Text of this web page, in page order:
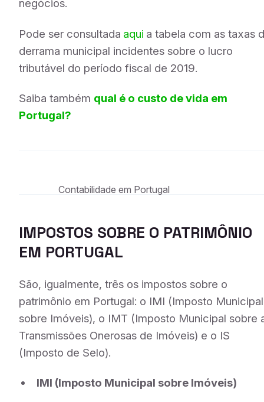
negócios.
Pode ser consultada aqui a tabela com as taxas
derrama municipal incidentes sobre o lucro
tributável do período fiscal de 2019.
Saiba também qual é o custo de vida em
Portugal?
Contabilidade em Portugal
IMPOSTOS SOBRE O PATRIMÔNIO
EM PORTUGAL
São, igualmente, três os impostos sobre o
patrimônio em Portugal: o IMI (Imposto Municipal
sobre Imóveis), o IMT (Imposto Municipal sobre
Transmissões Onerosas de Imóveis) e o IS
(Imposto de Selo).
IMI (Imposto Municipal sobre Imóveis)